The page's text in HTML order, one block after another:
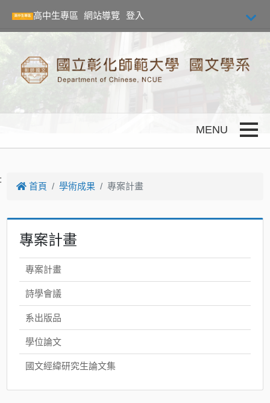
高中生專區
網站導覽 登入
首頁 學術成果 專案計畫
專案計畫
專案計畫
詩學會議
系出版品
學位論文
國文經緯研究生論文集